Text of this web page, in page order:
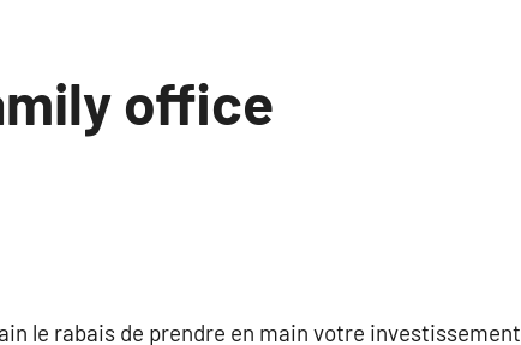
office
le rabais de prendre en main votre investissement